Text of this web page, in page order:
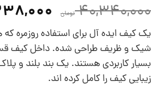
40,340,000 تومان
یک کیف ایده آل برای استفاده روزمره
شیک و ظریف طراحی شده. داخل کیف
بسیار کاربردی هستند. یک بند بلند و
زیبایی کیف را کامل کرده اند.